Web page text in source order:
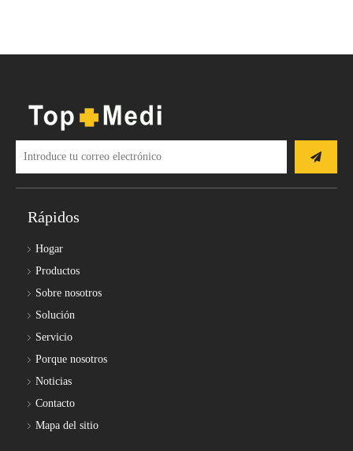
Rápidos
Hogar
Productos
Sobre nosotros
Solución
Servicio
Porque nosotros
Noticias
Contacto
Mapa del sitio